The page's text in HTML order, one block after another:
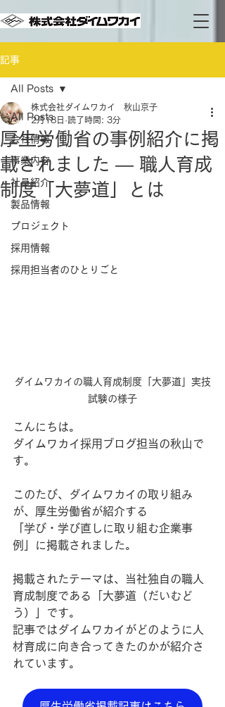
記事
All Posts
会社情報
事業内容
社員紹介
製品情報
プロジェクト
採用情報
採用担当者のひとりごと
All Posts
厚生労働省の事例紹介に掲
載されました ― 職人育成
制度「大夢道」とは
株式会社ダイムワカイ 秋山京子
2月18日 読了時間: 3分
ダイムワカイの職人育成制度「大夢道」実技
試験の様子
こんにちは。
ダイムワカイ採用ブログ担当の秋山で
す。
このたび、ダイムワカイの取り組み
が、厚生労働省が紹介する
「学び・学び直しに取り組む企業事
例」に掲載されました。
掲載されたテーマは、当社独自の職人
育成制度である「大夢道（だいむど
う）」です。
記事ではダイムワカイがどのように人
材育成に向き合ってきたのかが紹介さ
れています。